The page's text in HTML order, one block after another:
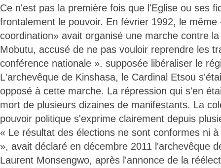
Ce n'est pas la première fois que l'Eglise ou ses
frontalement le pouvoir. En février 1992, le
coordination» avait organisé une marche contre
Mobutu, accusé de ne pas vouloir reprendre les
conférence nationale ». supposée libéraliser le
L'archevêque de Kinshasa, le Cardinal Etsou
opposé à cette marche. La répression qui s'en
mort de plusieurs dizaines de manifestants. La
pouvoir politique s'exprime clairement depuis
« Le résultat des élections ne sont conformes ni
», avait déclaré en décembre 2011 l'archevêque
Laurent Monsengwo, après l'annonce de la